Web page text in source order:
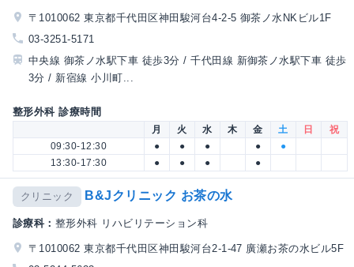
〒1010062 東京都千代田区神田駿河台4-2-5 御茶ノ水NKビル1F
03-3251-5171
中央線 御茶ノ水駅下車 徒歩3分 / 千代田線 新御茶ノ水駅下車 徒歩
3分 / 新宿線 小川町...
整形外科 診療時間
月 火 水 木 金 土 日
祝
09:30-12:30
● ● ● ●
●
13:30-17:30
● ● ● ●
クリニック B&Jクリニック お茶の水
診療科： 整形外科 リハビリテーション科
〒1010062 東京都千代田区神田駿河台2-1-47 廣瀬お茶の水ビル5F